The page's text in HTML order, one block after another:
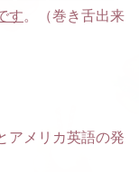
す。（巻き舌出来
アメリカ英語の発